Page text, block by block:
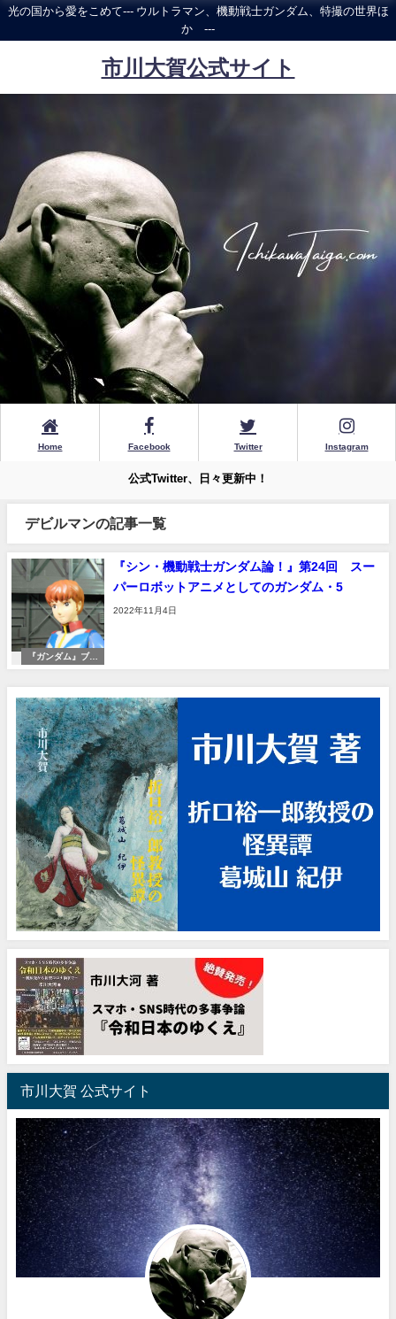
光の国から愛をこめて--- ウルトラマン、機動戦士ガンダム、特撮の世界ほ
か ---
市川大賀公式サイト
Home Facebook Twitter Instagram
公式Twitter、日々更新中！
デビルマンの記事一覧
『ガンダム』ブー
ムへ
『シン・機動戦士ガンダム論！』第24回 スー
パーロボットアニメとしてのガンダム・5
2022年11月4日
市川大賀 公式サイト